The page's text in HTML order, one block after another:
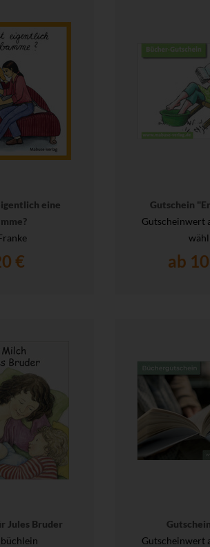
eine
€
Gutschein
Gutscheinwert
ab
Jules Bruder
Gutscheinwert